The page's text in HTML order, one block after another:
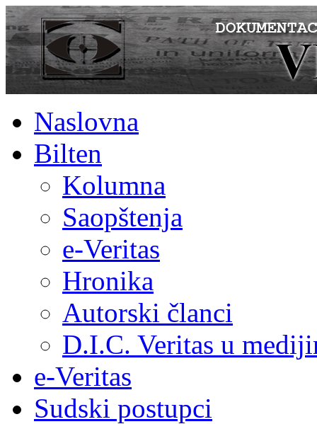
Naslovna
Bilten
Kolumna
Saopštenja
e-Veritas
Hronika
Autorski članci
D.I.C. Veritas u
e-Veritas
Sudski postupci